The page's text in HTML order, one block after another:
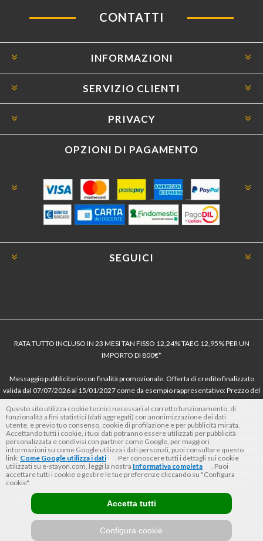
CONTATTI
INFORMAZIONI
SERVIZIO CLIENTI
PRIVACY
OPZIONI DI PAGAMENTO
SEGUICI
RATA TUTTO INCLUSO IN 23 MESI TAN FISSO 12,24% TAEG 12,95% PER UN
IMPORTO DI 800€*
Messaggio pubblicitario con finalità promozionale. Offerta di credito finalizzato
valida dal 07/07/2026 al 15/01/2027 come da esempio rappresentativo: Prezzo del
bene € 800, Tan fisso 12,24% Taeg 12,95%, in 23 rate da € 40 costi accessori
dell’offerta azzerati. Importo totale del credito € 800. Importo totale dovuto dal
Consumatore € 920. Decorrenza media della prima rata a 90 giorni. Al fine di gestire
le tue spese in modo responsabile e di conoscere eventuali altre offerte disponibili,
Findomestic ti ricorda, prima di sottoscrivere il contratto, di prendere visione di
tutte le condizioni economiche e contrattuali, facendo riferimento alle Informazioni
Europee di Base sul Credito ai Consumatori (IEBCC) nel percorso online. Salvo
approvazione di Findomestic Banca S.p.A.. Il rivenditore (StayON) opera quale
intermediario del credito per Findomestic Banca S.p.A., non in esclusiva.
Questo sito utilizza cookie tecnici necessari al corretto funzionamento, di
funzionalità a fini statistici (dati aggregati) con anonimizzazione dei dati
utente, e previo tuo consenso, cookie di profilazione e per pubblicità mirata.
Accettando tutti i cookie, i tuoi dati potranno essere utilizzati per pubblicità
personalizzata e condivisi con partner come Google, per maggiori
informazioni su come Google utilizza i dati personali, puoi consultare questo
link: Come Google utilizza i dati
. Per conoscere tutti i dettagli sui cookie
utilizzati su e-stayon.com, leggi la nostra Informativa completa
. Puoi
accettare tutti i cookie o gestire le tue preferenze cliccando su "Configura
cookie".
Configura cookie
Accetta tutti